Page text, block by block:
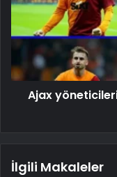
Ajax
İlgili Makaleler